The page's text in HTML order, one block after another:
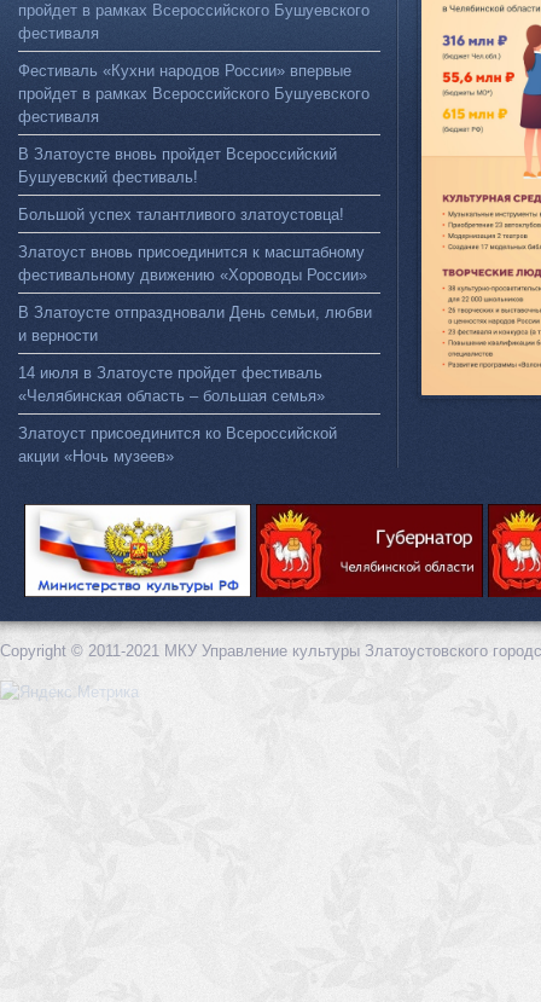
пройдет в рамках Всероссийского Бушуевского
фестиваля
Фестиваль «Кухни народов России» впервые
пройдет в рамках Всероссийского Бушуевского
фестиваля
В Златоусте вновь пройдет Всероссийский
Бушуевский фестиваль!
Большой успех талантливого златоустовца!
Златоуст вновь присоединится к масштабному
фестивальному движению «Хороводы России»
В Златоусте отпраздновали День семьи, любви
и верности
14 июля в Златоусте пройдет фестиваль
«Челябинская область – большая семья»
Златоуст присоединится ко Всероссийской
акции «Ночь музеев»
Copyright © 2011-2021 МКУ Управление культуры Златоустовского